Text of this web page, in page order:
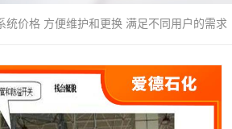
统价格 方便维护和更换 满足不同用户的需求